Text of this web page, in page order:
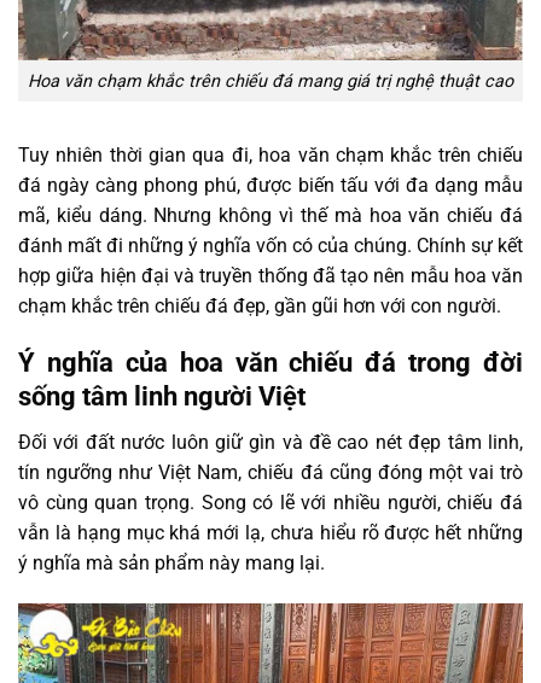
Hoa văn chạm khắc trên chiếu đá mang giá trị nghệ thuật cao
Tuy nhiên thời gian qua đi, hoa văn chạm khắc trên chiếu
đá ngày càng phong phú, được biến tấu với đa dạng mẫu
mã, kiểu dáng. Nhưng không vì thế mà hoa văn chiếu đá
đánh mất đi những ý nghĩa vốn có của chúng. Chính sự kết
hợp giữa hiện đại và truyền thống đã tạo nên mẫu hoa văn
chạm khắc trên chiếu đá đẹp, gần gũi hơn với con người.
Ý nghĩa của hoa văn chiếu đá trong đời
sống tâm linh người Việt
Đối với đất nước luôn giữ gìn và đề cao nét đẹp tâm linh,
tín ngưỡng như Việt Nam, chiếu đá cũng đóng một vai trò
vô cùng quan trọng. Song có lẽ với nhiều người, chiếu đá
vẫn là hạng mục khá mới lạ, chưa hiểu rõ được hết những
ý nghĩa mà sản phẩm này mang lại.